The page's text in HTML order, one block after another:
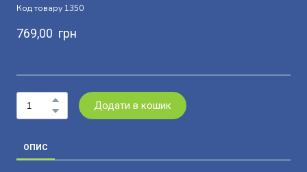
Код товару 1350
769,00  грн
Додати в кошик
ОПИС